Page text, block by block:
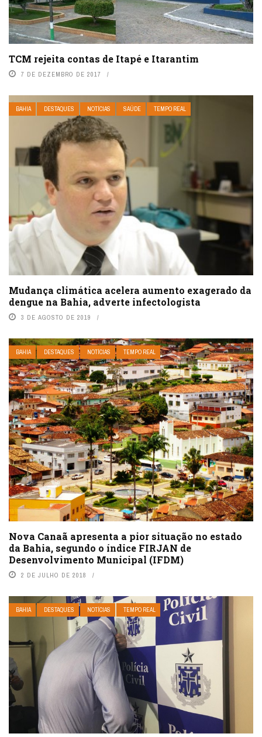
TCM rejeita contas de Itapé e Itarantim
7 DE DEZEMBRO DE 2017
BAHIA DESTAQUES NOTÍCIAS SAÚDE TEMPO REAL
Mudança climática acelera aumento exagerado da
dengue na Bahia, adverte infectologista
3 DE AGOSTO DE 2019
BAHIA DESTAQUES NOTÍCIAS TEMPO REAL
Nova Canaã apresenta a pior situação no estado
da Bahia, segundo o índice FIRJAN de
Desenvolvimento Municipal (IFDM)
2 DE JULHO DE 2018
BAHIA DESTAQUES NOTÍCIAS TEMPO REAL